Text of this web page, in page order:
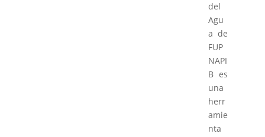
del
Agu
a de
FUP
NAPI
B es
una
herr
amie
nta